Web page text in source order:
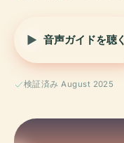
音声ガイドを聴く
検証済み August 2025